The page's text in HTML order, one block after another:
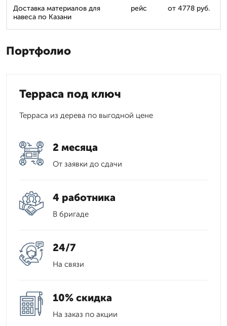
Доставка материалов для
навеса по Казани
рейс от 4778 руб.
Портфолио
Терраса под ключ
Терраса из дерева по выгодной цене
2 месяца
От заявки до сдачи
4 работника
В бригаде
24/7
На связи
10% скидка
На заказ по акции